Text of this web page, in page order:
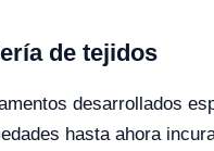
de tejidos
desarrollados
hasta ahora